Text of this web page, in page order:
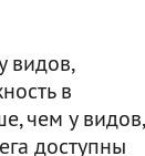
видов,
в
чем у видов,
доступны